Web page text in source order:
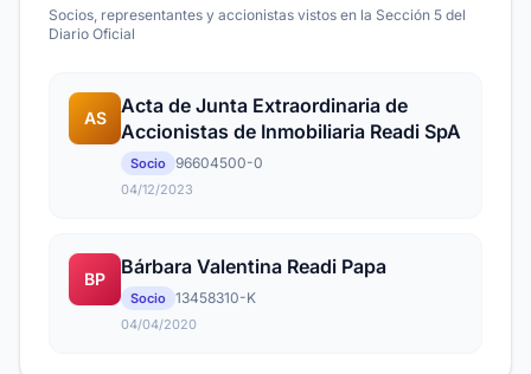
Socios, representantes y accionistas vistos en la Sección 5 del
Diario Oficial
AS
Acta de Junta Extraordinaria de
Accionistas de Inmobiliaria Readi SpA
Socio 96604500-0
04/12/2023
BP
Bárbara Valentina Readi Papa
Socio 13458310-K
04/04/2020